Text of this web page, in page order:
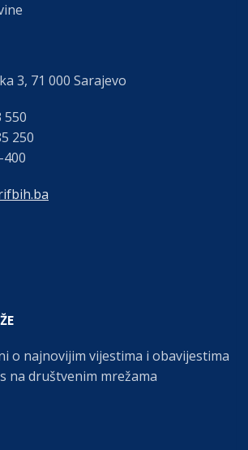
3, 71 000 Sarajevo
550
250
o najnovijim vijestima i obavijestima
na društvenim mrežama